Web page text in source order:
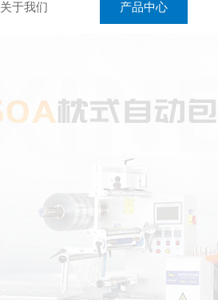
关于我们 产品中心